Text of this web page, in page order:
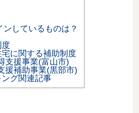
しているものは？
度
に関する補助制度
支援事業(富山市)
援補助事業(黒部市)
グ関連記事